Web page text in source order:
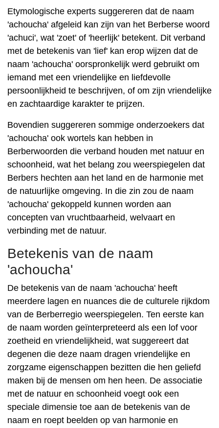
Etymologische experts suggereren dat de naam
'achoucha' afgeleid kan zijn van het Berberse woord
'achuci', wat 'zoet' of 'heerlijk' betekent. Dit verband
met de betekenis van 'lief' kan erop wijzen dat de
naam 'achoucha' oorspronkelijk werd gebruikt om
iemand met een vriendelijke en liefdevolle
persoonlijkheid te beschrijven, of om zijn vriendelijke
en zachtaardige karakter te prijzen.
Bovendien suggereren sommige onderzoekers dat
'achoucha' ook wortels kan hebben in
Berberwoorden die verband houden met natuur en
schoonheid, wat het belang zou weerspiegelen dat
Berbers hechten aan het land en de harmonie met
de natuurlijke omgeving. In die zin zou de naam
'achoucha' gekoppeld kunnen worden aan
concepten van vruchtbaarheid, welvaart en
verbinding met de natuur.
Betekenis van de naam
'achoucha'
De betekenis van de naam 'achoucha' heeft
meerdere lagen en nuances die de culturele rijkdom
van de Berberregio weerspiegelen. Ten eerste kan
de naam worden geïnterpreteerd als een lof voor
zoetheid en vriendelijkheid, wat suggereert dat
degenen die deze naam dragen vriendelijke en
zorgzame eigenschappen bezitten die hen geliefd
maken bij de mensen om hen heen. De associatie
met de natuur en schoonheid voegt ook een
speciale dimensie toe aan de betekenis van de
naam en roept beelden op van harmonie en